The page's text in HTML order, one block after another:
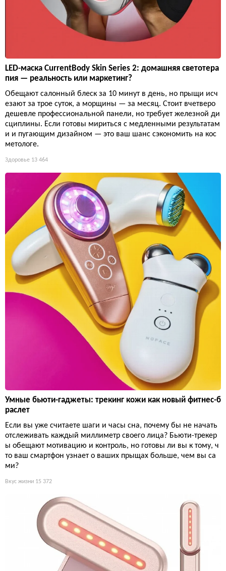
LED-маска CurrentBody Skin Series 2: домашняя светотера
пия — реальность или маркетинг?
Обещают салонный блеск за 10 минут в день, но прыщи исч
езают за трое суток, а морщины — за месяц. Стоит вчетверо
дешевле профессиональной панели, но требует железной ди
сциплины. Если готовы мириться с медленными результатам
и и пугающим дизайном — это ваш шанс сэкономить на кос
метологе.
Здоровье 13 464
Умные бьюти-гаджеты: трекинг кожи как новый фитнес-б
раслет
Если вы уже считаете шаги и часы сна, почему бы не начать
отслеживать каждый миллиметр своего лица? Бьюти-трекер
ы обещают мотивацию и контроль, но готовы ли вы к тому, ч
то ваш смартфон узнает о ваших прыщах больше, чем вы са
ми?
Вкус жизни 15 372